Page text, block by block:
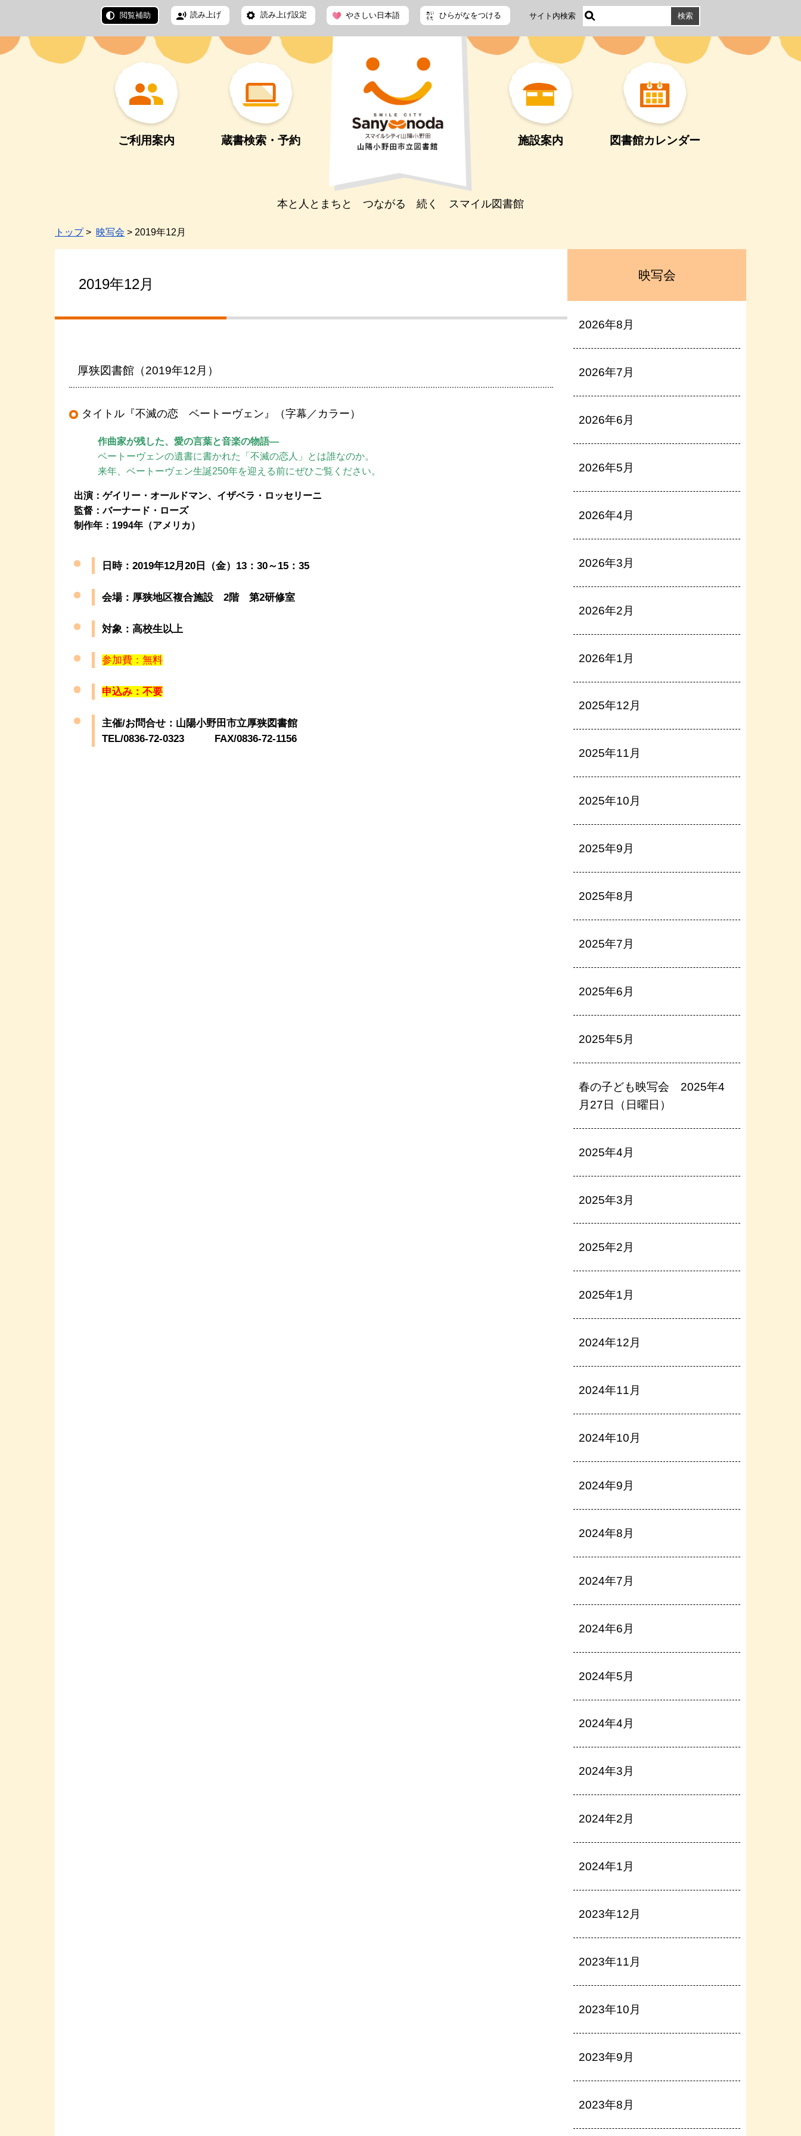
閲覧補助 読み上げ 読み上げ設定 やさしい日本語 ひらがなをつける サイト内検索
ご利用案内 蔵書検索・予約 施設案内 図書館カレンダー
本と人とまちと つながる 続く スマイル図書館
トップ> 映写会 > 2019年12月
2019年12月
厚狭図書館（2019年12月）
タイトル『不滅の恋 ベートーヴェン』（字幕／カラー）
作曲家が残した、愛の言葉と音楽の物語―
ベートーヴェンの遺書に書かれた「不滅の恋人」とは誰なのか。
来年、ベートーヴェン生誕250年を迎える前にぜひご覧ください。
出演：ゲイリー・オールドマン、イザベラ・ロッセリーニ
監督：バーナード・ローズ
制作年：1994年（アメリカ）
日時：2019年12月20日（金）13：30～15：35
会場：厚狭地区複合施設 2階 第2研修室
対象：高校生以上
参加費：無料
申込み：不要
主催/お問合せ：山陽小野田市立厚狭図書館
TEL/0836-72-0323 FAX/0836-72-1156
映写会
2026年8月
2026年7月
2026年6月
2026年5月
2026年4月
2026年3月
2026年2月
2026年1月
2025年12月
2025年11月
2025年10月
2025年9月
2025年8月
2025年7月
2025年6月
2025年5月
春の子ども映写会 2025年4
月27日（日曜日）
2025年4月
2025年3月
2025年2月
2025年1月
2024年12月
2024年11月
2024年10月
2024年9月
2024年8月
2024年7月
2024年6月
2024年5月
2024年4月
2024年3月
2024年2月
2024年1月
2023年12月
2023年11月
2023年10月
2023年9月
2023年8月